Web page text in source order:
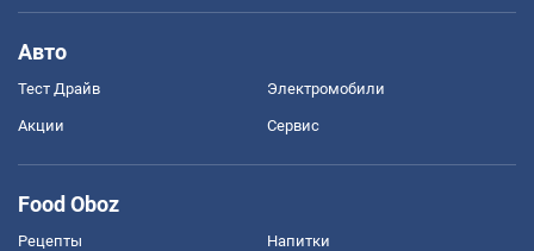
Авто
Тест Драйв Электромобили
Акции Сервис
Food Oboz
Рецепты Напитки